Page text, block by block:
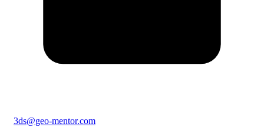
3ds@geo-mentor.com